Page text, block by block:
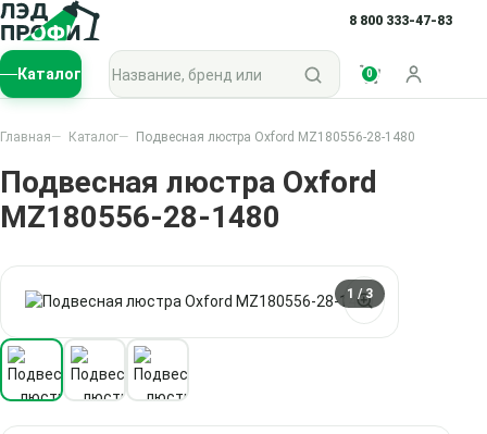
8 800 333-47-83
Каталог
Поиск по каталогу
0
Войти
Главная Каталог Подвесная люстра Oxford MZ180556-28-1480
Подвесная люстра Oxford
MZ180556-28-1480
1 / 3